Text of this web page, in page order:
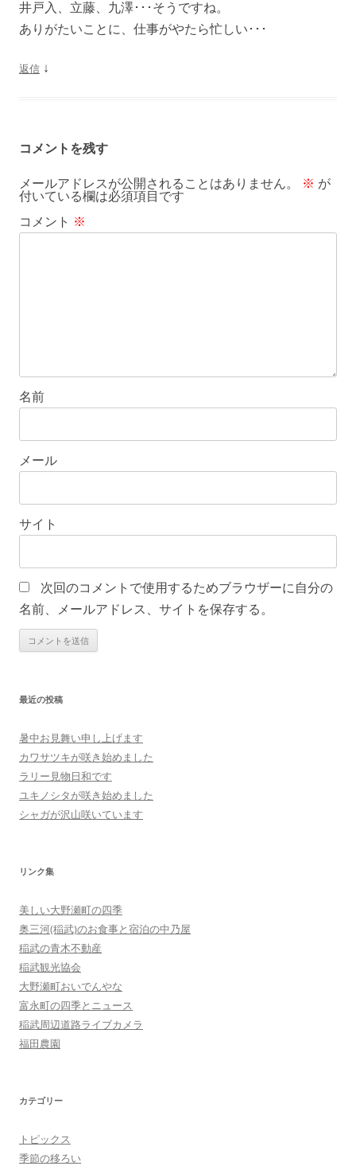
井戸入、立藤、九澤･･･そうですね。
ありがたいことに、仕事がやたら忙しい･･･
返信 ↓
コメントを残す
メールアドレスが公開されることはありません。
※ が
付いている欄は必須項目です
コメント ※
名前
メール
サイト
次回のコメントで使用するためブラウザーに自分の
名前、メールアドレス、サイトを保存する。
最近の投稿
暑中お見舞い申し上げます
カワサツキが咲き始めました
ラリー見物日和です
ユキノシタが咲き始めました
シャガが沢山咲いています
リンク集
美しい大野瀬町の四季
奥三河(稲武)のお食事と宿泊の中乃屋
稲武の青木不動産
稲武観光協会
大野瀬町おいでんやな
富永町の四季とニュース
稲武周辺道路ライブカメラ
福田農園
カテゴリー
トピックス
季節の移ろい